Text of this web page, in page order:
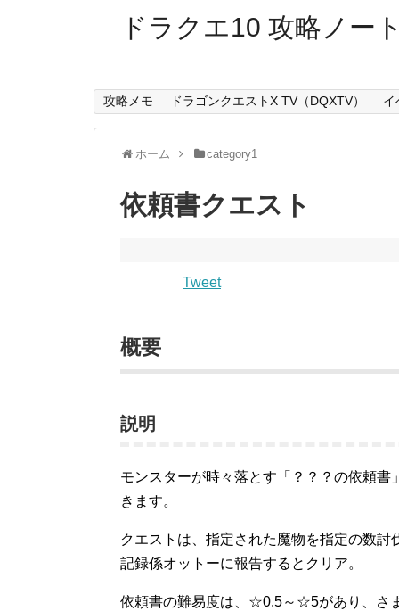
ドラクエ10 攻略ノー
攻略メモ ドラゴンクエストX TV（DQXTV） イ
ホーム category1
依頼書クエスト
Tweet
概要
説明
モンスターが時々落とす「？？？の依頼
きます。
クエストは、指定された魔物を指定の数
記録係オットーに報告するとクリア。
依頼書の難易度は、☆0.5～☆5があり、さ